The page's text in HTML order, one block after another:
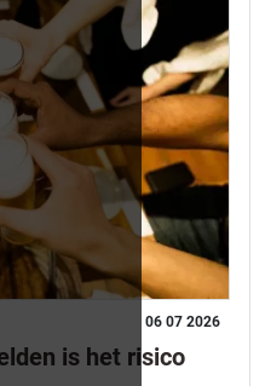
06 07 2026
is het risico